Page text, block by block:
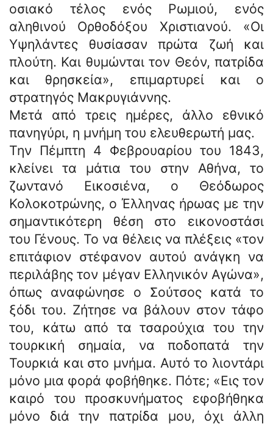
οσιακό τέλος ενός Ρωμιού, ενός
αληθινού Ορθοδόξου Χριστιανού. «Οι
Υψηλάντες θυσίασαν πρώτα ζωή και
πλούτη. Και θυμώνται τον Θεόν, πατρίδα
και θρησκεία», επιμαρτυρεί και ο
στρατηγός Μακρυγιάννης.
Μετά από τρεις ημέρες, άλλο εθνικό
πανηγύρι, η μνήμη του ελευθερωτή μας.
Την Πέμπτη 4 Φεβρουαρίου του 1843,
κλείνει τα μάτια του στην Αθήνα, το
ζωντανό Εικοσιένα, ο Θεόδωρος
Κολοκοτρώνης, ο Έλληνας ήρωας με την
σημαντικότερη θέση στο εικονοστάσι
του Γένους. Το να θέλεις να πλέξεις «τον
επιτάφιον στέφανον αυτού ανάγκη να
περιλάβης τον μέγαν Ελληνικόν Αγώνα»,
όπως αναφώνησε ο Σούτσος κατά το
ξόδι του. Ζήτησε να βάλουν στον τάφο
του, κάτω από τα τσαρούχια του την
τουρκική σημαία, να ποδοπατά την
Τουρκιά και στο μνήμα. Αυτό το λιοντάρι
μόνο μια φορά φοβήθηκε. Πότε; «Εις τον
καιρό του προσκυνήματος εφοβήθηκα
μόνο διά την πατρίδα μου, όχι άλλη